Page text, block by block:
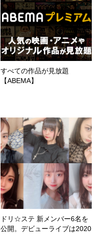
すべての作品が見放題
【ABEMA】
ドリ☆ステ 新メンバー6名を
公開。デビューライブは2020